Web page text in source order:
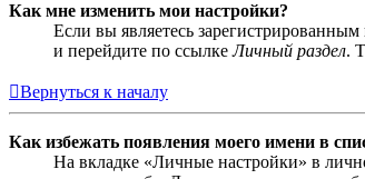
Как мне изменить мои настройки?
Если вы являетесь
и перейдите по ссылкеЛичный раздел.
Вернуться к началу
Как избежать появления моего имени в
На вкладке «Личные настройки» в